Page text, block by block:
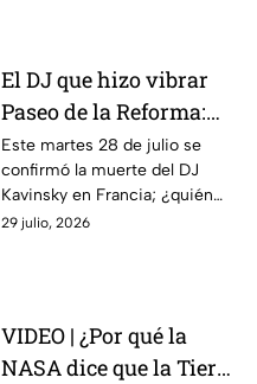
El DJ que hizo vibrar
Paseo de la Reforma:
¿Quién era Kavinsky y
cuáles fueron sus
canciones más
famosas?
Este martes 28 de julio se
confirmó la muerte del DJ
Kavinsky en Francia; ¿quién
era, cuáles son sus canciones
29 julio, 2026
VIDEO | ¿Por qué la
NASA dice que la Tierra